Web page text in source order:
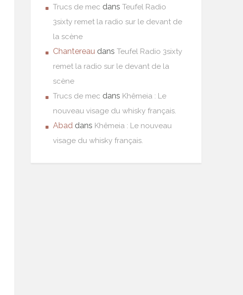
Trucs de mec dans Teufel Radio
3sixty remet la radio sur le devant de
la scène
Chantereau dans Teufel Radio 3sixty
remet la radio sur le devant de la
scène
Trucs de mec dans Khêmeia : Le
nouveau visage du whisky français.
Abad dans Khêmeia : Le nouveau
visage du whisky français.